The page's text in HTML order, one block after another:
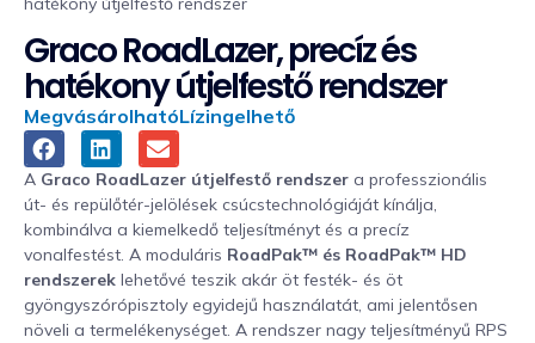
Graco RoadLazer, precíz és
hatékony útjelfestő rendszer
MegvásárolhatóLízingelhető
A Graco RoadLazer útjelfestő rendszer a professzionális
út- és repülőtér-jelölések csúcstechnológiáját kínálja,
kombinálva a kiemelkedő teljesítményt és a precíz
vonalfestést. A moduláris RoadPak™ és RoadPak™ HD
rendszerek lehetővé teszik akár öt festék- és öt
gyöngyszórópisztoly egyidejű használatát, ami jelentősen
növeli a termelékenységet. A rendszer nagy teljesítményű RPS